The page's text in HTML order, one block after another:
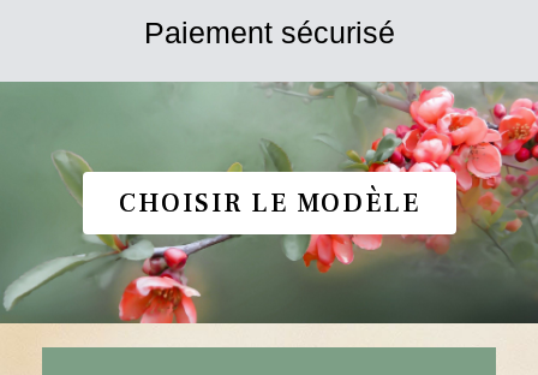
Paiement sécurisé
CHOISIR LE MODÈLE